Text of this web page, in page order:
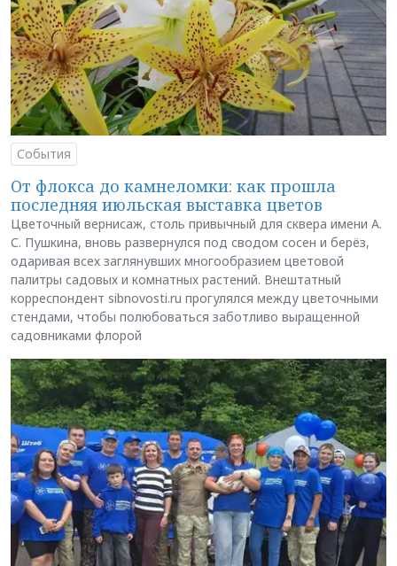
События
От флокса до камнеломки: как прошла
последняя июльская выставка цветов
Цветочный вернисаж, столь привычный для сквера имени А.
С. Пушкина, вновь развернулся под сводом сосен и берёз,
одаривая всех заглянувших многообразием цветовой
палитры садовых и комнатных растений. Внештатный
корреспондент sibnovosti.ru прогулялся между цветочными
стендами, чтобы полюбоваться заботливо выращенной
садовниками флорой